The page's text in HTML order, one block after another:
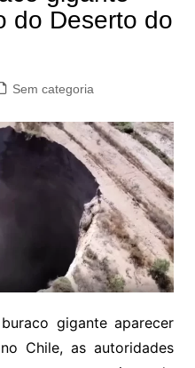
do Deserto do
Sem categoria
gigante aparecer
Chile, as autoridades